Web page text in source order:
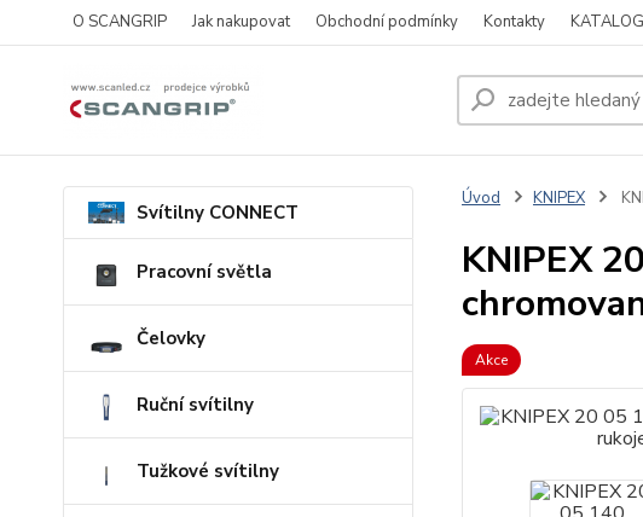
O SCANGRIP Jak nakupovat Obchodní podmínky Kontakty KATALOG
Svítilny CONNECT
Pracovní světla
Čelovky
Ruční svítilny
Tužkové svítilny
Úvod KNIPEX
KNIPEX
Akce